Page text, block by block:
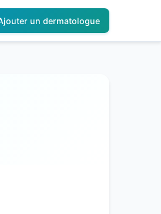
un dermatologue